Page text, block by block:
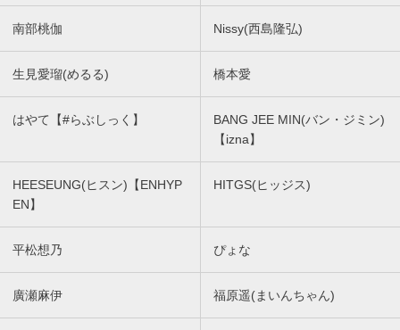
南部桃伽 Nissy(西島隆弘)
生見愛瑠(めるる) 橋本愛
はやて【#らぶしっく】
BANG JEE MIN(バン・ジミン)
【izna】
HEESEUNG(ヒスン)【ENHYP
EN】
HITGS(ヒッジス)
平松想乃 ぴょな
廣瀬麻伊 福原遥(まいんちゃん)